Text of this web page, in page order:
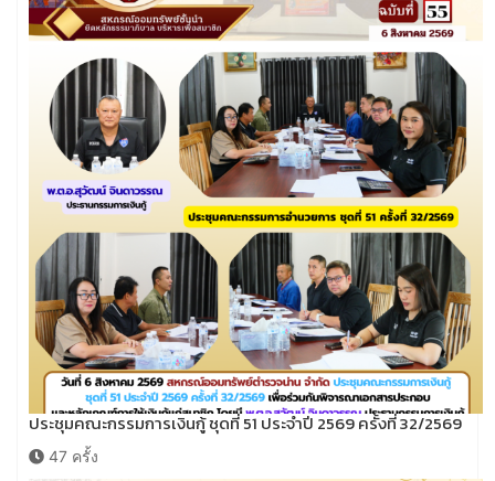
ประชุมคณะกรรมการเงินกู้ ชุดที่ 51 ประจำปี 2569 ครั้งที่ 32/2569
47 ครั้ง